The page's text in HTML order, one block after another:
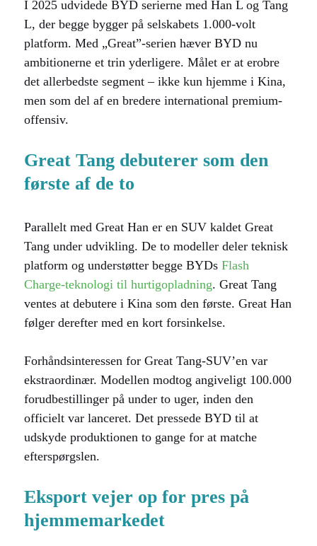
I 2025 udvidede BYD serierne med Han L og Tang
L, der begge bygger på selskabets 1.000-volt
platform. Med „Great”-serien hæver BYD nu
ambitionerne et trin yderligere. Målet er at erobre
det allerbedste segment – ikke kun hjemme i Kina,
men som del af en bredere international premium-
offensiv.
Great Tang debuterer som den
første af de to
Parallelt med Great Han er en SUV kaldet Great
Tang under udvikling. De to modeller deler teknisk
platform og understøtter begge BYDs Flash
Charge-teknologi til hurtigopladning. Great Tang
ventes at debutere i Kina som den første. Great Han
følger derefter med en kort forsinkelse.
Forhåndsinteressen for Great Tang-SUV’en var
ekstraordinær. Modellen modtog angiveligt 100.000
forudbestillinger på under to uger, inden den
officielt var lanceret. Det pressede BYD til at
udskyde produktionen to gange for at matche
efterspørgslen.
Eksport vejer op for pres på
hjemmemarkedet